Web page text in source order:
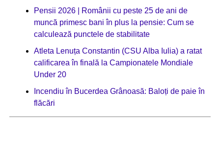
Pensii 2026 | Românii cu peste 25 de ani de
muncă primesc bani în plus la pensie: Cum se
calculează punctele de stabilitate
Atleta Lenuța Constantin (CSU Alba Iulia) a ratat
calificarea în finală la Campionatele Mondiale
Under 20
Incendiu în Bucerdea Grânoasă: Baloți de paie în
flăcări